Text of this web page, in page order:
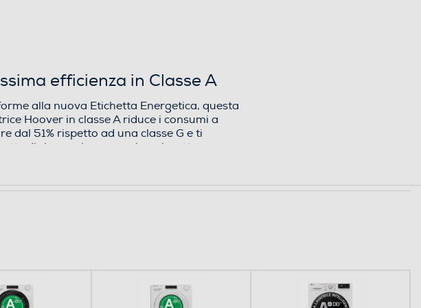
efficienza in Classe A
alla nuova Etichetta Energetica, questa
Hoover in classe A riduce i consumi a
dal 51% rispetto ad una classe G e ti
di risparmiare energia e rispettare